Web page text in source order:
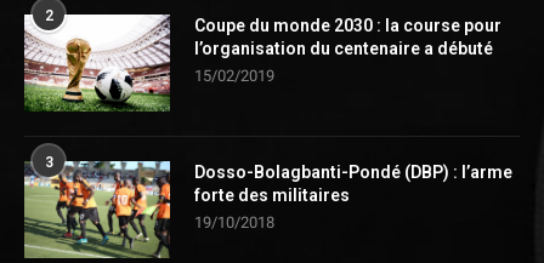
2
Coupe du monde 2030 : la course pour
l’organisation du centenaire a débuté
15/02/2019
3
Dosso-Bolagbanti-Pondé (DBP) : l’arme
forte des militaires
19/10/2018